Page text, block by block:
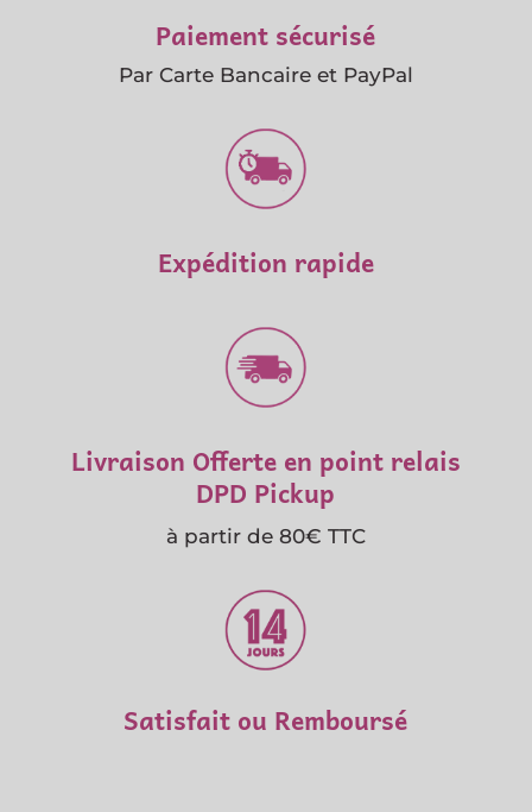
Paiement sécurisé
Par Carte Bancaire et PayPal
Expédition rapide
Livraison Offerte en point relais
DPD Pickup
à partir de 80€ TTC
Satisfait ou Remboursé